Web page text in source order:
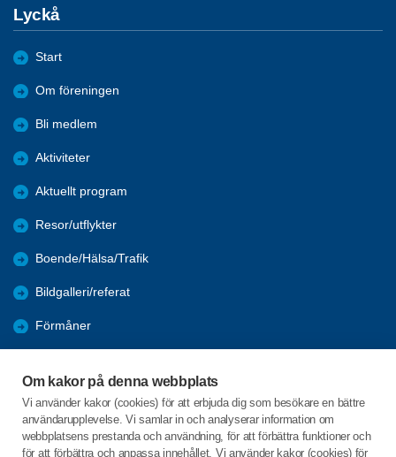
Om kakor på denna webbplats
Vi använder kakor (cookies) för att erbjuda dig som besökare en bättre
användarupplevelse. Vi samlar in och analyserar information om
webbplatsens prestanda och användning, för att förbättra funktioner och
för att förbättra och anpassa innehållet. Vi använder kakor (cookies) för
Lyckå
Start
Om föreningen
Bli medlem
Aktiviteter
Aktuellt program
Resor/utflykter
Boende/Hälsa/Trafik
Bildgalleri/referat
Förmåner
Föreningarnas öppna aktiviteter